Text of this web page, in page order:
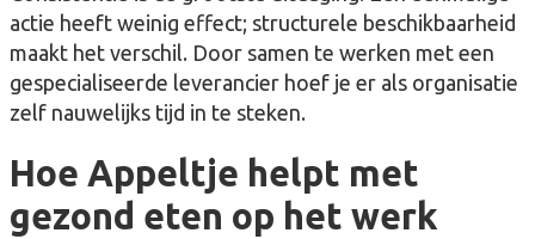
actie heeft weinig effect; structurele beschikbaarheid
maakt het verschil. Door samen te werken met een
gespecialiseerde leverancier hoef je er als organisatie
zelf nauwelijks tijd in te steken.
Hoe Appeltje helpt met
gezond eten op het werk